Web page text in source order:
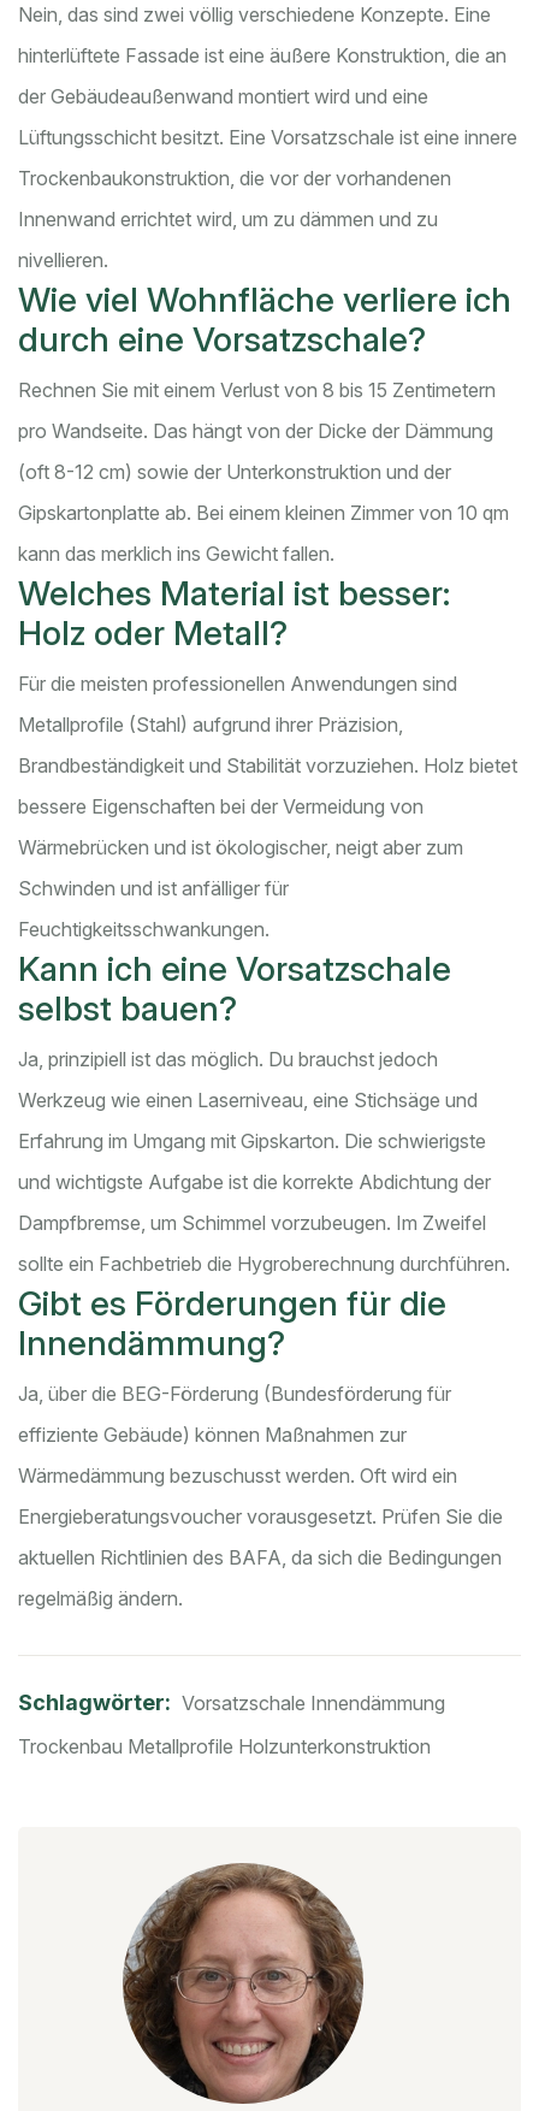
Nein, das sind zwei völlig verschiedene Konzepte. Eine
hinterlüftete Fassade ist eine äußere Konstruktion, die an
der Gebäudeaußenwand montiert wird und eine
Lüftungsschicht besitzt. Eine Vorsatzschale ist eine innere
Trockenbaukonstruktion, die vor der vorhandenen
Innenwand errichtet wird, um zu dämmen und zu
nivellieren.
Wie viel Wohnfläche verliere ich
durch eine Vorsatzschale?
Rechnen Sie mit einem Verlust von 8 bis 15 Zentimetern
pro Wandseite. Das hängt von der Dicke der Dämmung
(oft 8-12 cm) sowie der Unterkonstruktion und der
Gipskartonplatte ab. Bei einem kleinen Zimmer von 10 qm
kann das merklich ins Gewicht fallen.
Welches Material ist besser:
Holz oder Metall?
Für die meisten professionellen Anwendungen sind
Metallprofile (Stahl) aufgrund ihrer Präzision,
Brandbeständigkeit und Stabilität vorzuziehen. Holz bietet
bessere Eigenschaften bei der Vermeidung von
Wärmebrücken und ist ökologischer, neigt aber zum
Schwinden und ist anfälliger für
Feuchtigkeitsschwankungen.
Kann ich eine Vorsatzschale
selbst bauen?
Ja, prinzipiell ist das möglich. Du brauchst jedoch
Werkzeug wie einen Laserniveau, eine Stichsäge und
Erfahrung im Umgang mit Gipskarton. Die schwierigste
und wichtigste Aufgabe ist die korrekte Abdichtung der
Dampfbremse, um Schimmel vorzubeugen. Im Zweifel
sollte ein Fachbetrieb die Hygroberechnung durchführen.
Gibt es Förderungen für die
Innendämmung?
Ja, über die BEG-Förderung (Bundesförderung für
effiziente Gebäude) können Maßnahmen zur
Wärmedämmung bezuschusst werden. Oft wird ein
Energieberatungsvoucher vorausgesetzt. Prüfen Sie die
aktuellen Richtlinien des BAFA, da sich die Bedingungen
regelmäßig ändern.
Schlagwörter: Vorsatzschale Innendämmung
Trockenbau Metallprofile Holzunterkonstruktion